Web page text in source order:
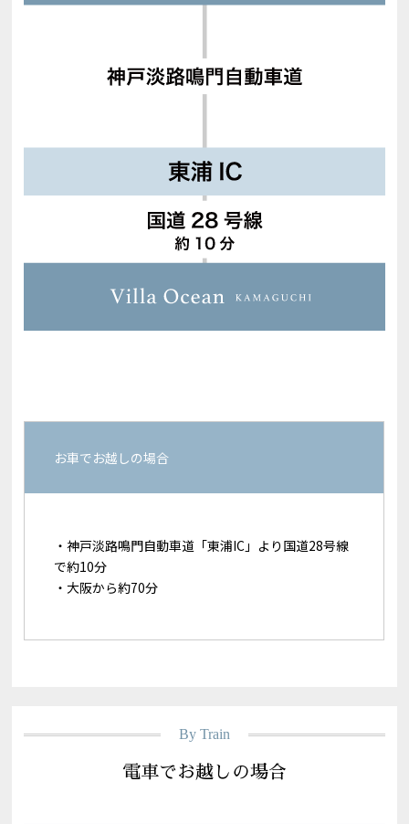
お車でお越しの場合
・神戸淡路鳴門自動車道「東浦IC」より国道28号線
で約10分
・大阪から約70分
By Train
電車でお越しの場合